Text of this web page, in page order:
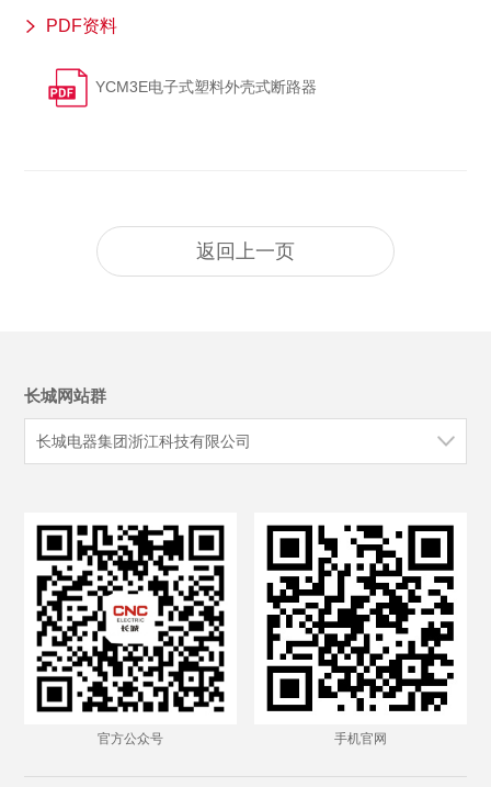
PDF资料
YCM3E电子式塑料外壳式断路器
返回上一页
长城网站群
长城电器集团浙江科技有限公司
官方公众号 手机官网